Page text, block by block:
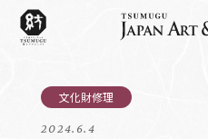
2024.6.4